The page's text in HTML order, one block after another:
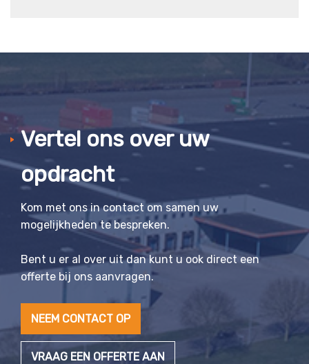
Vertel ons over uw
opdracht
Kom met ons in contact om samen uw
mogelijkheden te bespreken.
Bent u er al over uit dan kunt u ook direct een
offerte bij ons aanvragen.
NEEM CONTACT OP
VRAAG EEN OFFERTE AAN